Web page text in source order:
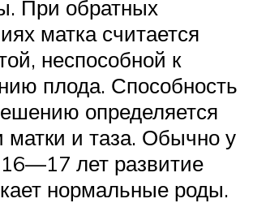
При обратных
матка считается
неспособной к
плода. Способность
определяется
матки и таза. Обычно у
лет развитие
нормальные роды.